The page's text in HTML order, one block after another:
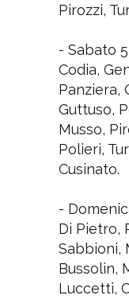
Pirozzi,
- Sabato
Codia,
Panziera,
Guttuso,
Musso,
Polieri,
Cusinato.
-
Di Pietro,
Sabbioni,
Bussolin,
Luccetti,